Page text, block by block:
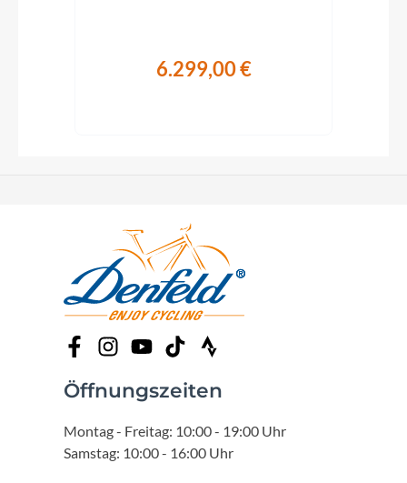
6.299,00 €
Öffnungszeiten
Montag - Freitag: 10:00 - 19:00 Uhr
Samstag: 10:00 - 16:00 Uhr